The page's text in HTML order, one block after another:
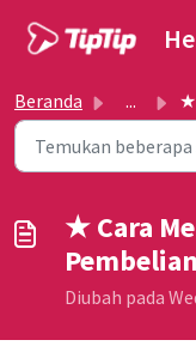
Beranda ... ★
★ Cara
Diubah pada